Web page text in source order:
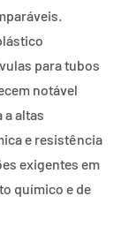
para tubos
notável
a altas
e resistência
exigentes em
químico e de